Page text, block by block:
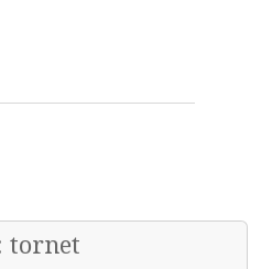
tornet